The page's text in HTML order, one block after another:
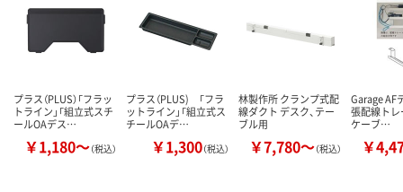
プラス（PLUS）「フラッ
トライン」「組立式スチ
ールOAデス…
￥1,180～（税込）
プラス（PLUS) 「フラ
ットライン」「組立式ス
チールOAデ…
￥1,300（税込）
林製作所 クランプ式配
線ダクト デスク、テー
ブル用
￥7,780～（税込）
Garage AF
張配線ト
ケーブ…
￥